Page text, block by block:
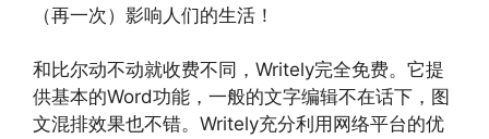
（再一次）影响人们的生活！
和比尔动不动就收费不同，Writely完全免费。它提
供基本的Word功能，一般的文字编辑不在话下，图
文混排效果也不错。Writely充分利用网络平台的优